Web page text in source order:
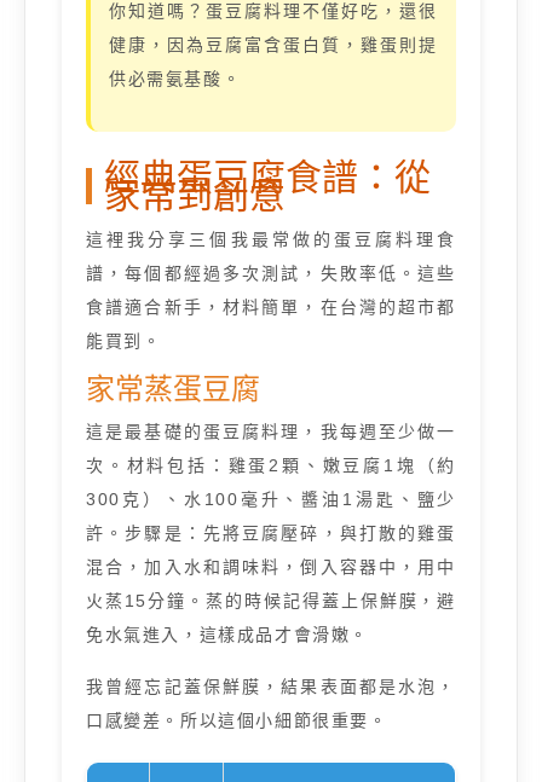
你知道嗎？蛋豆腐料理不僅好吃，還很
健康，因為豆腐富含蛋白質，雞蛋則提
供必需氨基酸。
經典蛋豆腐食譜：從
家常到創意
這裡我分享三個我最常做的蛋豆腐料理食
譜，每個都經過多次測試，失敗率低。這些
食譜適合新手，材料簡單，在台灣的超市都
能買到。
家常蒸蛋豆腐
這是最基礎的蛋豆腐料理，我每週至少做一
次。材料包括：雞蛋2顆、嫩豆腐1塊（約
300克）、水100毫升、醬油1湯匙、鹽少
許。步驟是：先將豆腐壓碎，與打散的雞蛋
混合，加入水和調味料，倒入容器中，用中
火蒸15分鐘。蒸的時候記得蓋上保鮮膜，避
免水氣進入，這樣成品才會滑嫩。
我曾經忘記蓋保鮮膜，結果表面都是水泡，
口感變差。所以這個小細節很重要。